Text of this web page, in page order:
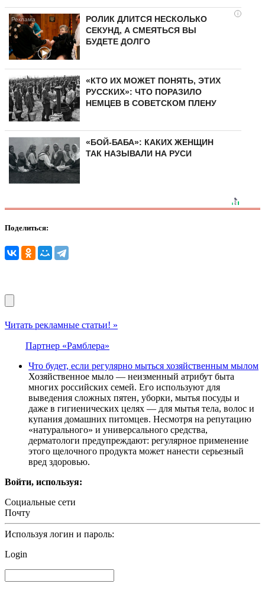
i
РОЛИК ДЛИТСЯ НЕСКОЛЬКО
СЕКУНД, А СМЕЯТЬСЯ ВЫ
БУДЕТЕ ДОЛГО
«КТО ИХ МОЖЕТ ПОНЯТЬ, ЭТИХ
РУССКИХ»: ЧТО ПОРАЗИЛО
НЕМЦЕВ В СОВЕТСКОМ ПЛЕНУ
«БОЙ-БАБА»: КАКИХ ЖЕНЩИН
ТАК НАЗЫВАЛИ НА РУСИ
Поделиться:
Читать рекламные статьи! »
Партнер «Рамблера»
Что будет, если регулярно мыться хозяйственным мылом
Хозяйственное мыло — неизменный атрибут быта
многих российских семей. Его используют для
выведения сложных пятен, уборки, мытья посуды и
даже в гигиенических целях — для мытья тела, волос и
купания домашних питомцев. Несмотря на репутацию
«натурального» и универсального средства,
дерматологи предупреждают: регулярное применение
этого щелочного продукта может нанести серьезный
вред здоровью.
Войти, используя:
Социальные сети
Почту
Используя логин и пароль:
Login